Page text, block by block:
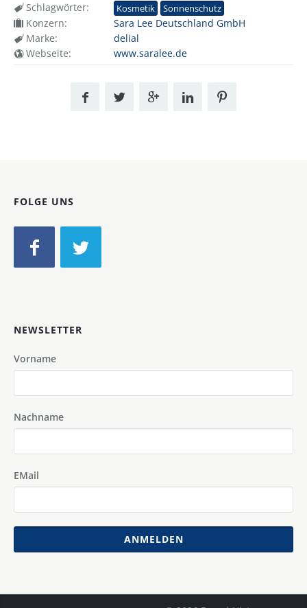
Schlagwörter:
Kosmetik Sonnenschutz
Konzern:
Sara Lee Deutschland GmbH
Marke:
delial
Webseite:
www.saralee.de
FOLGE UNS
NEWSLETTER
Vorname
Nachname
EMail
ANMELDEN